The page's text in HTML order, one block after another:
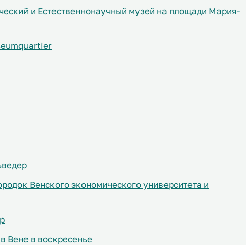
и Естественнонаучный музей на площади Мария-
Венского экономического университета и
Вене в воскресенье